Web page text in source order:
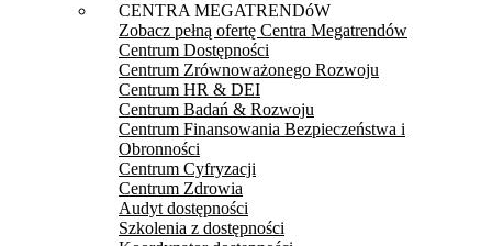
CENTRA MEGATRENDóW
Zobacz pełną ofertę Centra Megatrendów
Centrum Dostępności
Centrum Zrównoważonego Rozwoju
Centrum HR & DEI
Centrum Badań & Rozwoju
Centrum Finansowania Bezpieczeństwa i
Obronności
Centrum Cyfryzacji
Centrum Zdrowia
Audyt dostępności
Szkolenia z dostępności